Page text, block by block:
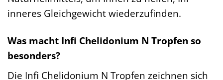
inneres Gleichgewicht wiederzufinden.
Was macht Infi Chelidonium N Tropfen so
besonders?
Die Infi Chelidonium N Tropfen zeichnen sich